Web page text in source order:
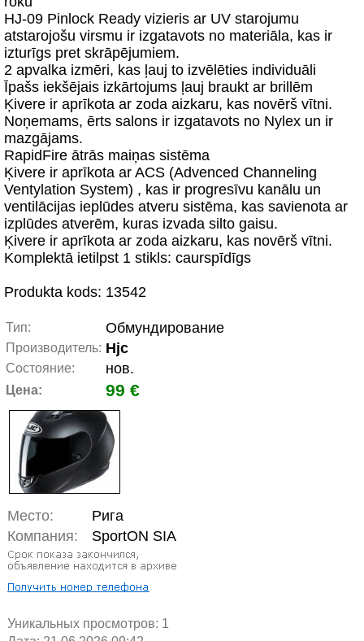
HJ-09 Pinlock Ready vizieris ar UV starojumu
atstarojošu virsmu ir izgatavots no materiāla, kas ir
izturīgs pret skrāpējumiem.
2 apvalka izmēri, kas ļauj to izvēlēties individuāli
Īpašs iekšējais izkārtojums ļauj braukt ar brillēm
Ķivere ir aprīkota ar zoda aizkaru, kas novērš vītni.
Noņemams, ērts salons ir izgatavots no Nylex un ir
mazgājams.
RapidFire ātrās maiņas sistēma
Ķivere ir aprīkota ar ACS (Advenced Channeling
Ventylation System) , kas ir progresīvu kanālu un
ventilācijas ieplūdes atveru sistēma, kas savienota ar
izplūdes atverēm, kuras izvada silto gaisu.
Ķivere ir aprīkota ar zoda aizkaru, kas novērš vītni.
Komplektā ietilpst 1 stikls: caurspīdīgs
Produkta kods: 13542
Тип: Обмундирование
Производитель: Hjc
Состояние: нов.
Цена: 99 €
Место:
Рига
Компания:
SportON SIA
Уникальных просмотров: 1